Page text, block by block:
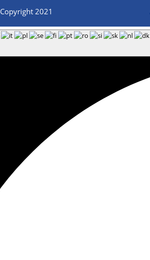
Copyright 2021